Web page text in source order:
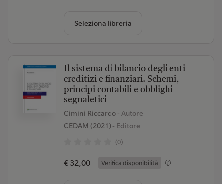
Seleziona libreria
Il sistema di bilancio degli enti
creditizi e finanziari. Schemi,
principi contabili e obblighi
segnaletici
Cimini Riccardo - Autore
CEDAM (2021)- Editore
(0)
€ 32,00 Verifica disponibilità